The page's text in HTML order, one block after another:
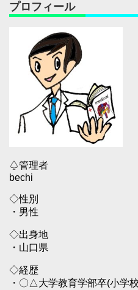
プロフィール
♤管理者
bechi
◇性別
・男性
◇出身地
・山口県
◇経歴
・〇△大学教育学部卒(小学